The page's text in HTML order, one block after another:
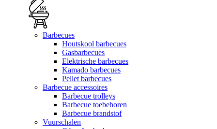
Barbecues
Houtskool barbecues
Gasbarbecues
Elektrische barbecues
Kamado barbecues
Pellet barbecues
Barbecue accessoires
Barbecue trolleys
Barbecue toebehoren
Barbecue brandstof
Vuurschalen